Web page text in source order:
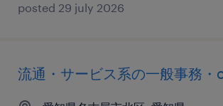
posted 29 july 2026
流通・サービス系の一般事務・